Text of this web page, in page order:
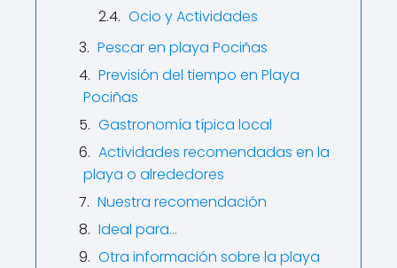
Ocio y Actividades
Pescar en playa Pociñas
Previsión del tiempo en Playa
Pociñas
Gastronomía típica local
Actividades recomendadas en la
playa o alrededores
Nuestra recomendación
Ideal para…
Otra información sobre la playa